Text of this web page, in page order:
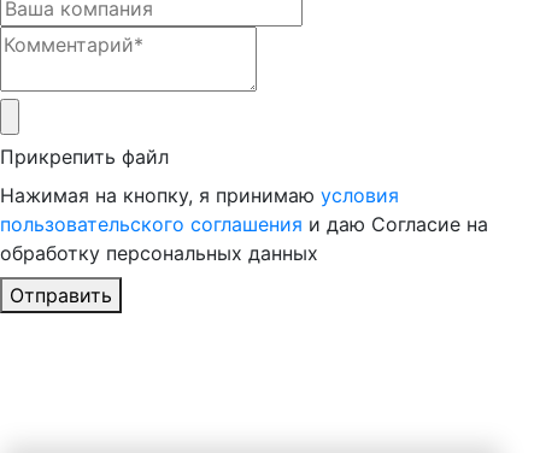
Прикрепить файл
Нажимая на кнопку, я принимаю условия
пользовательского соглашения и даю Согласие на
обработку персональных данных
Отправить